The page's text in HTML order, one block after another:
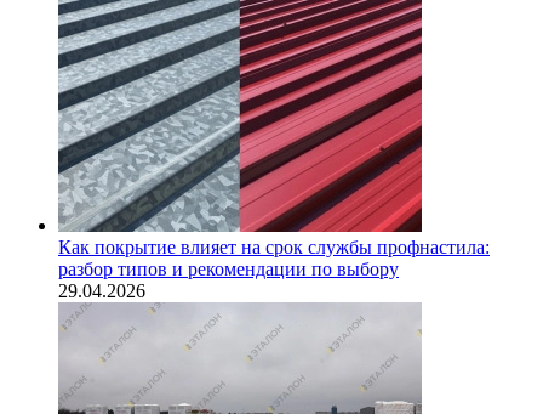
Как покрытие влияет на срок службы профнастила:
разбор типов и рекомендации по выбору
29.04.2026